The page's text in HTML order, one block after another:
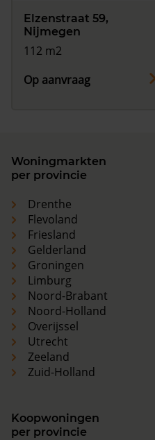
Elzenstraat 59,
Nijmegen
112 m2
Op aanvraag
Woningmarkten
per provincie
Drenthe
Flevoland
Friesland
Gelderland
Groningen
Limburg
Noord-Brabant
Noord-Holland
Overijssel
Utrecht
Zeeland
Zuid-Holland
Koopwoningen
per provincie